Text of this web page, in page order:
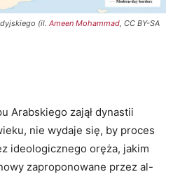
(il. Ameen Mohammad, CC BY-SA
Arabskiego zajął dynastii
nie wydaje się, by proces
ideologicznego oręża, jakim
zaproponowane przez al-